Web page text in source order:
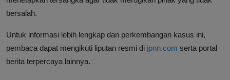
bersalah.
Untuk informasi lebih lengkap dan perkembangan kasus ini,
pembaca dapat mengikuti liputan resmi di jpnn.com serta portal
berita terpercaya lainnya.